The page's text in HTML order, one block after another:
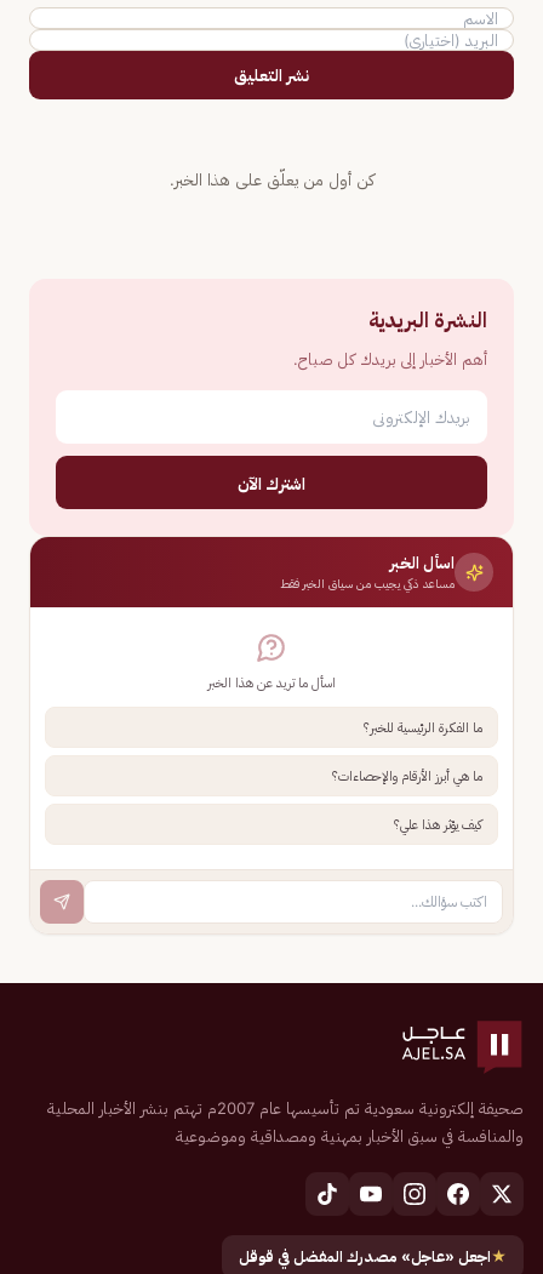
نشر التعليق
كن أول من يعلّق على هذا الخبر.
النشرة البريدية
أهم الأخبار إلى بريدك كل صباح.
اشترك الآن
اسأل الخبر
مساعد ذكي يجيب من سياق الخبر فقط
اسأل ما تريد عن هذا الخبر
ما الفكرة الرئيسية للخبر؟
ما هي أبرز الأرقام والإحصاءات؟
كيف يؤثر هذا علي؟
صحيفة إلكترونية سعودية تم تأسيسها عام 2007م تهتم بنشر الأخبار المحلية
والمنافسة في سبق الأخبار بمهنية ومصداقية وموضوعية
★اجعل «عاجل» مصدرك المفضل في قوقل